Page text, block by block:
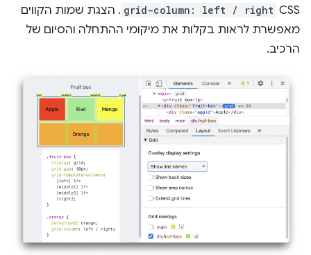
CSS
grid-column: left / right . הצגת שמות הקווים
מאפשרת לראות בקלות את מיקומי ההתחלה והסיום של
הרכיב.